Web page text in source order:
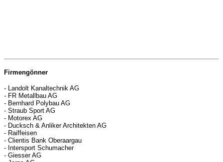
Firmengönner
- Landolt Kanaltechnik AG
- FR Metallbau AG
- Bernhard Polybau AG
- Straub Sport AG
- Motorex AG
- Ducksch & Anliker Architekten AG
- Raiffeisen
- Clientis Bank Oberaargau
- Intersport Schumacher
- Giesser AG